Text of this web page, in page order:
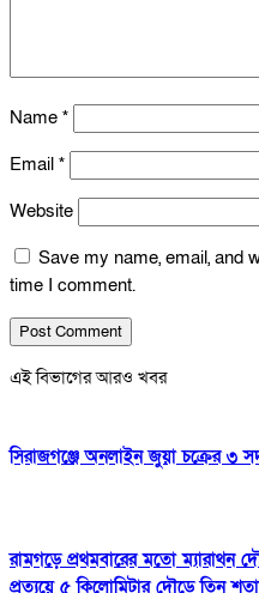
Name *
Email *
Website
Save my name, email, and
time I comment.
এই বিভাগের আরও খবর
সিরাজগঞ্জে অনলাইন জুয়া চক্রের ৩
রামগড়ে প্রথমবারের মতো ম্যারাথন
প্রত্যয়ে ৫ কিলোমিটার দৌড়ে তিন